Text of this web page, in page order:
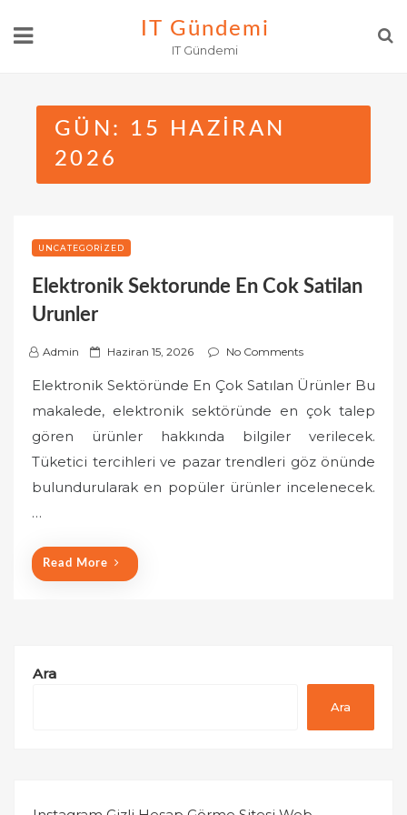
IT Gündemi
IT Gündemi
GÜN: 15 HAZIRAN
2026
UNCATEGORIZED
Elektronik Sektorunde En Cok Satilan
Urunler
Admin
P
s
t
e
d
o
Haziran 15, 2026 No Comments
Elektronik Sektöründe En Çok Satılan Ürünler Bu
makalede, elektronik sektöründe en çok talep
gören ürünler hakkında bilgiler verilecek.
Tüketici tercihleri ve pazar trendleri göz önünde
bulundurularak en popüler ürünler incelenecek.
…
Read More
Ara
Ara